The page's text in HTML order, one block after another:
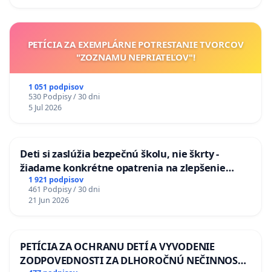
PETÍCIA ZA EXEMPLÁRNE POTRESTANIE TVORCOV
"ZOZNAMU NEPRIATEĽOV"!
1 051 podpisov
530 Podpisy / 30 dni
5 Jul 2026
Deti si zaslúžia bezpečnú školu, nie škrty -
žiadame konkrétne opatrenia na zlepšenie
situácie v školstve
1 921 podpisov
461 Podpisy / 30 dni
21 Jun 2026
PETÍCIA ZA OCHRANU DETÍ A VYVODENIE
ZODPOVEDNOSTI ZA DLHOROČNÚ NEČINNOSŤ